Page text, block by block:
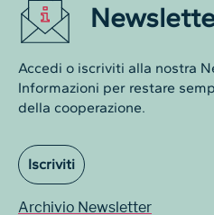
Accedi o iscriviti alla nostra
Informazioni per restare
della cooperazione.
Iscriviti
Archivio Newsletter